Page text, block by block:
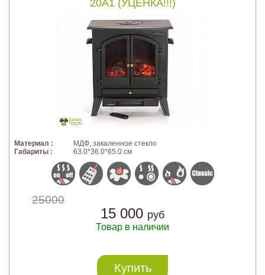
20A1 (УЦЕНКА!!!)
Материал :
МДФ, закаленное стекло
Габариты :
63.0*36.0*65.0 см
25000
15 000 руб
Товар в наличии
Купить